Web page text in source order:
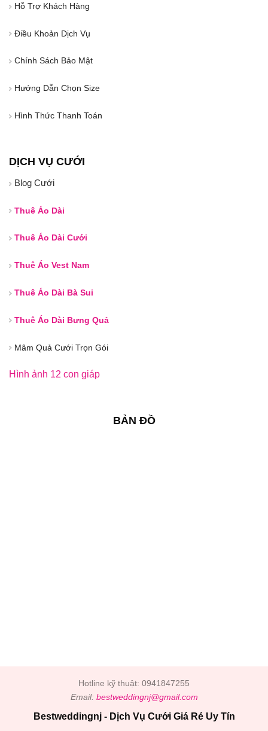
Hỗ Trợ Khách Hàng
Điều Khoản Dịch Vụ
Chính Sách Bảo Mật
Hướng Dẫn Chọn Size
Hình Thức Thanh Toán
DỊCH VỤ CƯỚI
Blog Cưới
Thuê Áo Dài
Thuê Áo Dài Cưới
Thuê Áo Vest Nam
Thuê Áo Dài Bà Sui
Thuê Áo Dài Bưng Quả
Mâm Quả Cưới Trọn Gói
Hình ảnh 12 con giáp
BẢN ĐỒ
Hotline kỹ thuật: 0941847255
Email: bestweddingnj@gmail.com
Bestweddingnj - Dịch Vụ Cưới Giá Rẻ Uy Tín